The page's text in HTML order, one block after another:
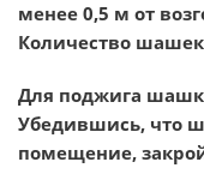
менее 0,5 м от
Количество шашек
Для поджига
Убедившись, что
помещение,